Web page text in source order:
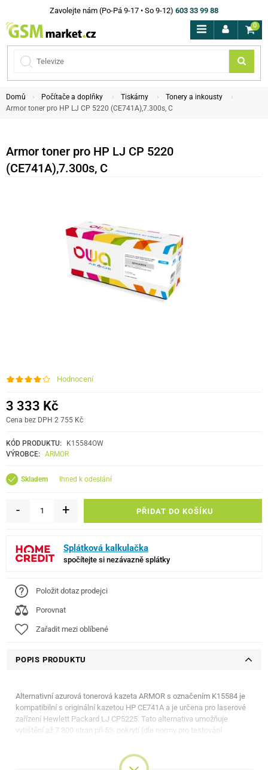
Zavolejte nám (Po-Pá 9-17 • So 9-12) 603 33 99 88
0
Domů Počítače a doplňky Tiskárny
Tonery a inkousty
Armor toner pro HP LJ CP 5220 (CE741A),7.300s, C
Armor toner pro HP LJ CP 5220
(CE741A),7.300s, C
Hodnocení
3 333 Kč
Cena bez DPH 2 755 Kč
KÓD PRODUKTU:
K15584OW
VÝROBCE: ARMOR
Skladem ihned k odeslání
- + PŘIDAT DO KOŠÍKU
Splátková kalkulačka
spočítejte si nezávazně splátky
Položit dotaz prodejci
Porovnat
Zařadit mezi oblíbené
POPIS PRODUKTU
Alternativní azurová tonerová kazeta ARMOR s označením K15584 je
kompatibilní s originální kazetou HP CE741A a je určena pro laserové
zařízení Hewlett Packard LJ CP5225. Tato alternativa umožňuje
vytištění až 7 300 stran při 5% pokrytí (dle normy pro testování
Typ spotřebního materiálu: Toner